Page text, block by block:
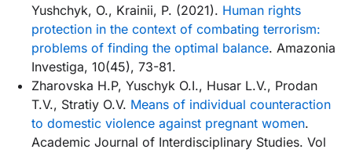
Yushchyk, O., Krainii, P. (2021). Human rights
protection in the context of combating terrorism:
problems of finding the optimal balance. Amazonia
Investiga, 10(45), 73-81.
Zharovska H.P, Yuschyk O.I., Husar L.V., Prodan
T.V., Stratiy O.V. Means of individual counteraction
to domestic violence against pregnant women.
Academic Journal of Interdisciplinary Studies. Vol